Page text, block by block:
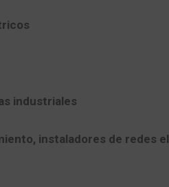
industriales
instaladores de redes